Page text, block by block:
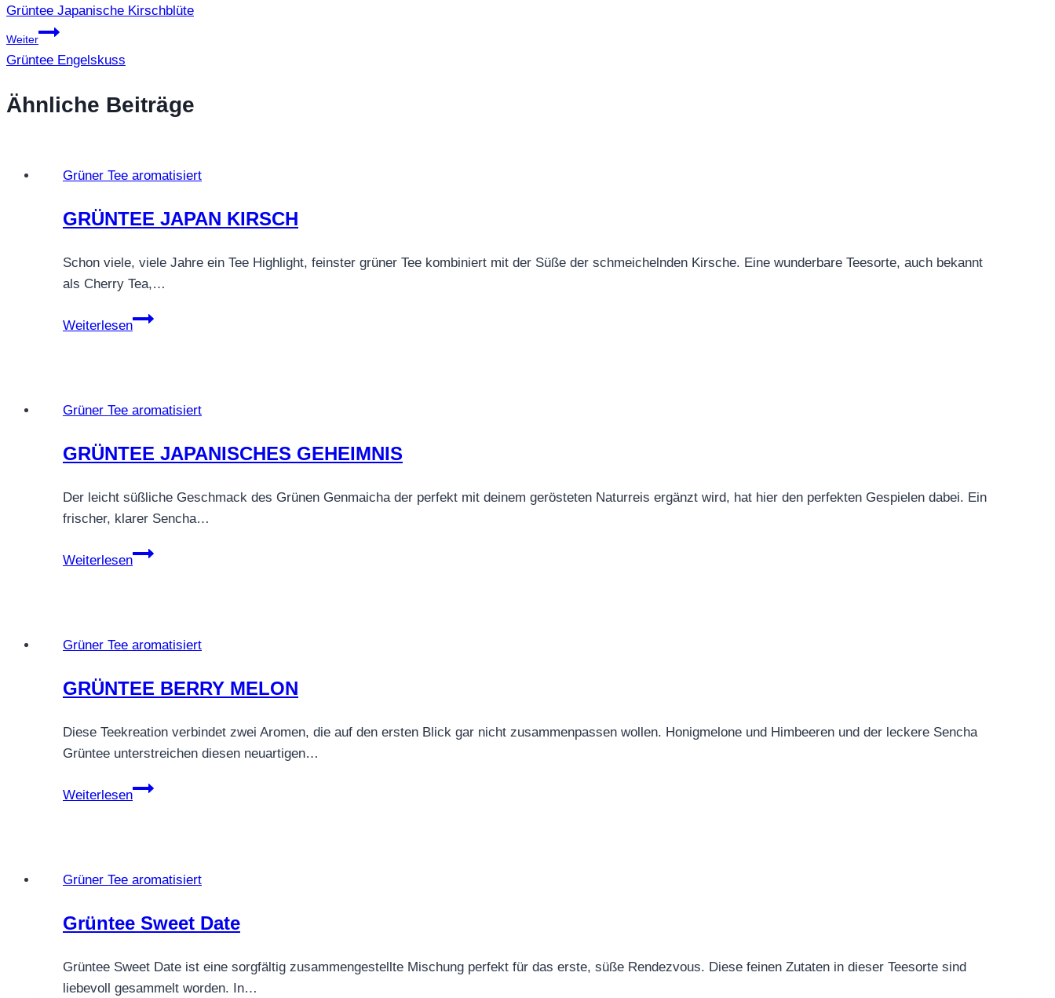
Grüntee Japanische Kirschblüte
Weiter
Grüntee Engelskuss
Ähnliche Beiträge
Grüner Tee aromatisiert
GRÜNTEE JAPAN KIRSCH
Schon viele, viele Jahre ein Tee Highlight, feinster grüner Tee kombiniert mit der Süße der schmeichelnden Kirsche. Eine wunderbare Teesorte, auch bekannt
als Cherry Tea,…
Weiterlesen
GRÜNTEE
Grüner Tee aromatisiert
GRÜNTEE JAPANISCHES GEHEIMNIS
Der leicht süßliche Geschmack des Grünen Genmaicha der perfekt mit deinem gerösteten Naturreis ergänzt wird, hat hier den perfekten Gespielen dabei. Ein
frischer, klarer Sencha…
Weiterlesen
GRÜNTEE
Grüner Tee aromatisiert
GRÜNTEE BERRY MELON
Diese Teekreation verbindet zwei Aromen, die auf den ersten Blick gar nicht zusammenpassen wollen. Honigmelone und Himbeeren und der leckere Sencha
Grüntee unterstreichen diesen neuartigen…
Weiterlesen
GRÜNTEE
Grüner Tee aromatisiert
Grüntee Sweet Date
Grüntee Sweet Date ist eine sorgfältig zusammengestellte Mischung perfekt für das erste, süße Rendezvous. Diese feinen Zutaten in dieser Teesorte sind
liebevoll gesammelt worden. In…